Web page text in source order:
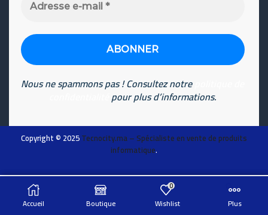
Nous ne spammons pas ! Consultez notre
pour plus d’informations.
Copyright © 2025Tecnocity.ma– Spécialiste en vente de produits
informatique.
ADD TO CART
Accueil Boutique
0
Wishlist Plus
Chat sur WhatsApp